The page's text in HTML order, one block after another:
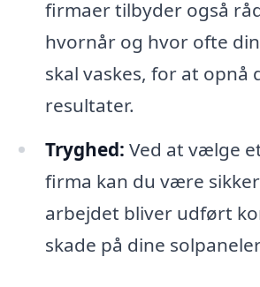
firmaer tilbyder også
hvornår og hvor ofte
skal vaskes, for at opnå
resultater.
Tryghed: Ved at vælge
firma kan du være
arbejdet bliver udført
skade på dine